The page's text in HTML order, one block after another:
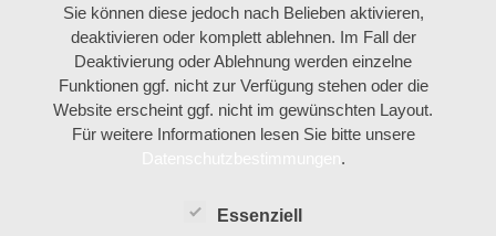
Sie können diese jedoch nach Belieben aktivieren,
deaktivieren oder komplett ablehnen. Im Fall der
Deaktivierung oder Ablehnung werden einzelne
Funktionen ggf. nicht zur Verfügung stehen oder die
Website erscheint ggf. nicht im gewünschten Layout.
Für weitere Informationen lesen Sie bitte unsere
.
Essenziell